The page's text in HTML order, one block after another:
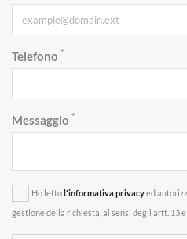
Telefono *
Messaggio *
Ho letto l'informativa privacyed
gestione della richiesta, ai sensi degli artt. 13 e